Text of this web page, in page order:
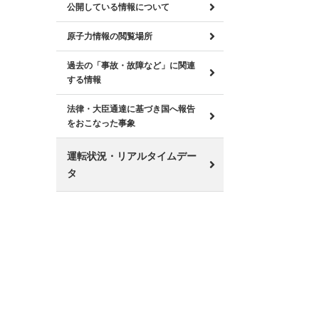
公開している情報について
原子力情報の閲覧場所
過去の「事故・故障など」に関連
する情報
法律・大臣通達に基づき国へ報告
をおこなった事象
運転状況・リアルタイムデー
タ